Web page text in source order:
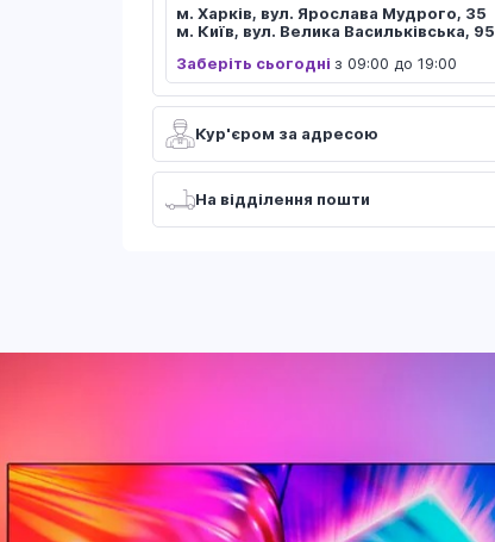
м. Харків, вул. Ярослава Мудрого, 35
м. Київ, вул. Велика Васильківська, 95
Заберіть сьогодні з 09:00 до 19:00
Кур'єром за адресою
На відділення пошти